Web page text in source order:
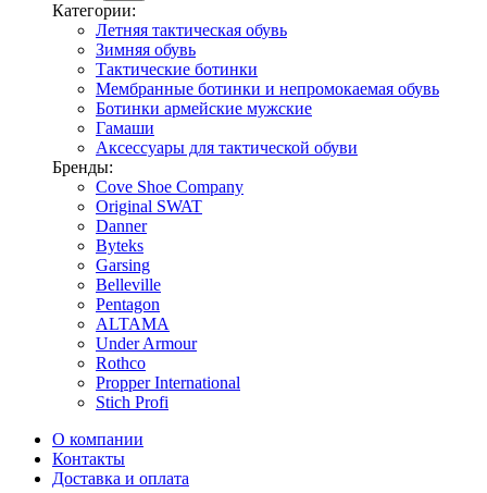
Категории:
Летняя тактическая обувь
Зимняя обувь
Тактические ботинки
Мембранные ботинки и непромокаемая обувь
Ботинки армейские мужские
Гамаши
Аксессуары для тактической обуви
Бренды:
Cove Shoe Company
Original SWAT
Danner
Byteks
Garsing
Belleville
Pentagon
ALTAMA
Under Armour
Rothco
Propper International
Stich Profi
О компании
Контакты
Доставка и оплата